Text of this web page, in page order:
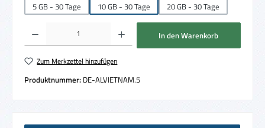
5 GB - 30 Tage
10 GB - 30 Tage 20 GB - 30 Tage
Produkt Anzahl: Gib den gewünschten Wert ein oder benutze die Schaltflächen um
In den Warenkorb
Zum Merkzettel hinzufügen
Produktnummer: DE-ALVIETNAM.5